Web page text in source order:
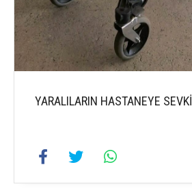
YARALILARIN HASTANEYE SEVKİ